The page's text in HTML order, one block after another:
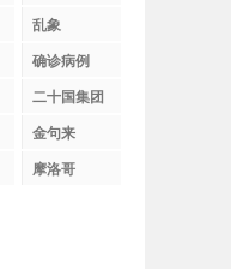
乱象
确诊病例
二十国集团
金句来
摩洛哥